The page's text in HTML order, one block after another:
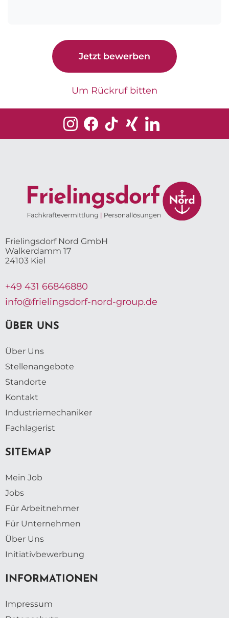
Jetzt bewerben
Um Rückruf bitten
Frielingsdorf Nord GmbH
Walkerdamm 17
24103 Kiel
+49 431 66846880
info@frielingsdorf-nord-group.de
ÜBER UNS
Über Uns
Stellenangebote
Standorte
Kontakt
Industriemechaniker
Fachlagerist
SITEMAP
Mein Job
Jobs
Für Arbeitnehmer
Für Unternehmen
Über Uns
Initiativbewerbung
INFORMATIONEN
Impressum